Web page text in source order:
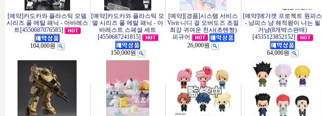
[예약]카도카와 플라스틱 모델
시리즈 풀 메탈 패닉 - 아바레스
트[4550687076585]
104,000원
[예약]카도카와 플라스틱 모
델 시리즈 풀 메탈 패닉 - 아
바레스트 스페셜 세트
[4550687241815]
150,000원
[예약][경품]시스템 서비스
Vivit 니디 걸 오버도즈 초절
최강 귀여운 천사(초텐짱)
피규어
26,000원
[예약]메가캣 프로젝트 원피스
- 냥피스 냥 해적왕이 나는 될
거냥(8개박스판매)
[4535123852152]
64,000원